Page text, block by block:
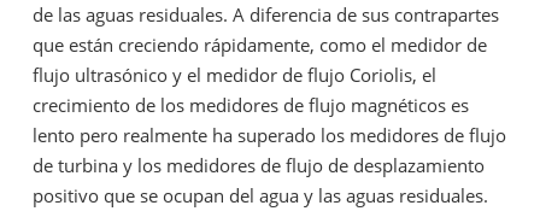
de las aguas residuales. A diferencia de sus contrapartes
que están creciendo rápidamente, como el medidor de
flujo ultrasónico y el medidor de flujo Coriolis, el
crecimiento de los medidores de flujo magnéticos es
lento pero realmente ha superado los medidores de flujo
de turbina y los medidores de flujo de desplazamiento
positivo que se ocupan del agua y las aguas residuales.